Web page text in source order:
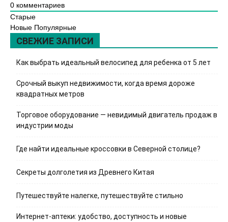
0 комментариев
Старые
Новые Популярные
СВЕЖИЕ ЗАПИСИ
Как выбрать идеальный велосипед для ребенка от 5 лет
Срочный выкуп недвижимости, когда время дороже
квадратных метров
Торговое оборудование — невидимый двигатель продаж в
индустрии моды
Где найти идеальные кроссовки в Северной столице?
Секреты долголетия из Древнего Китая
Путешествуйте налегке, путешествуйте стильно
Интернет-аптеки: удобство, доступность и новые